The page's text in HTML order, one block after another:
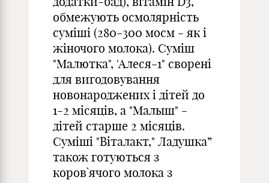
обмежують осмолярність
суміші (280-300 мосм - як і
жіночого молока). Суміш
"Малютка", 'Алеся-1" сворені
для вигодовування
новонароджених і дітей до
1-2 місяців, а "Малыш" -
дітей старше 2 місяців.
Суміші "Віталакт," Ладушка”
також готуються з
коров`ячого молока з